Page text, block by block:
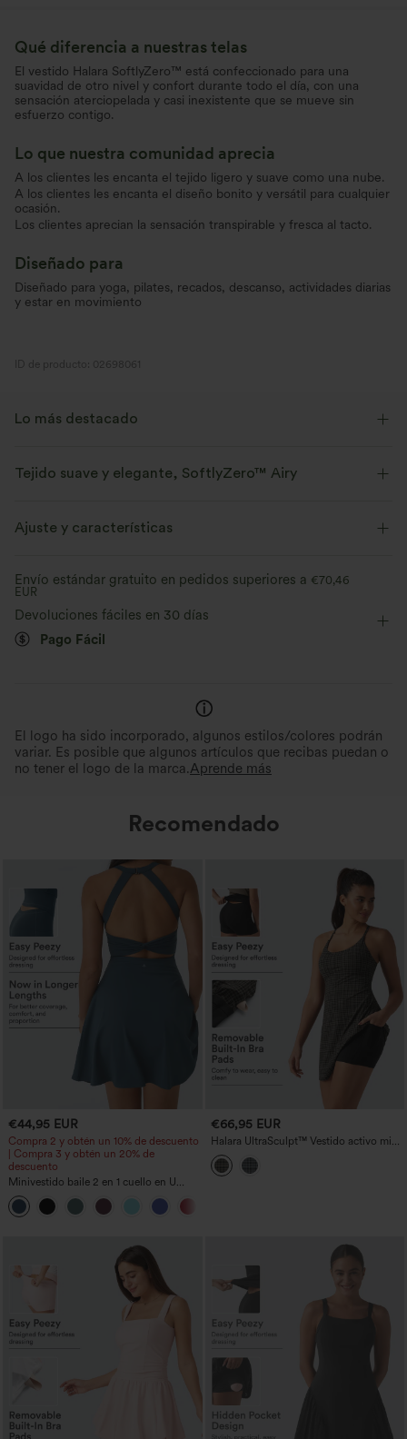
Qué diferencia a nuestras telas
El vestido Halara SoftlyZero™ está confeccionado para una
suavidad de otro nivel y confort durante todo el día, con una
sensación aterciopelada y casi inexistente que se mueve sin
esfuerzo contigo.
Lo que nuestra comunidad aprecia
A los clientes les encanta el tejido ligero y suave como una nube.
A los clientes les encanta el diseño bonito y versátil para cualquier
ocasión.
Los clientes aprecian la sensación transpirable y fresca al tacto.
Diseñado para
Diseñado para yoga, pilates, recados, descanso, actividades diarias
y estar en movimiento
ID de producto: 02698061
Lo más destacado
Comodidad ultrasuave como
Tejido suave y elegante, SoftlyZero™ Airy
fresco al tacto.
Se siente fresco al tacto.
Ajuste y características
Corte ajustado Shorts integrados Sujetador integrado
Con bolsillos Espalda torcida
Cruzado
Envío estándar gratuito en pedidos superiores a €70,46
EUR
Devoluciones fáciles en 30 días
Pago Fácil
El logo ha sido incorporado, algunos estilos/colores podrán
variar. Es posible que algunos artículos que recibas puedan o
no tener el logo de la marca.Aprende más
Recomendado
€44,95 EUR
Compra 2 y obtén un 10% de descuento
| Compra 3 y obtén un 20% de
descuento
Minivestido baile 2 en 1 cuello en U
espalda descubierta cut out más largo
Easy Peezy
€66,95 EUR
Halara UltraSculpt™ Vestido activo mini
de baile 2 en 1 con sujetador
incorporado, estampado a cuadros y
bolsillos - Edición Easy Peezy